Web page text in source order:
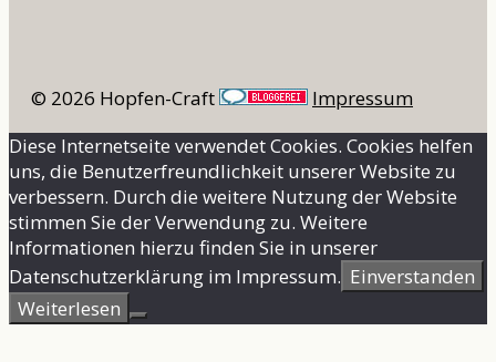
© 2026 Hopfen-Craft
Impressum
Diese Internetseite verwendet Cookies. Cookies helfen
uns, die Benutzerfreundlichkeit unserer Website zu
verbessern. Durch die weitere Nutzung der Website
stimmen Sie der Verwendung zu. Weitere
Informationen hierzu finden Sie in unserer
Datenschutzerklärung im Impressum. Einverstanden
Weiterlesen